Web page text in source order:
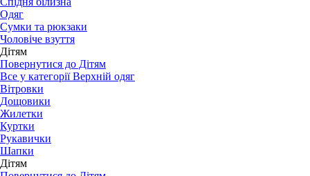
Одяг
Сумки та рюкзаки
Чоловіче взуття
Дітям
Повернутися до Дітям
Все у категорії Верхній одяг
Вітровки
Дощовики
Жилетки
Куртки
Рукавички
Шапки
Дітям